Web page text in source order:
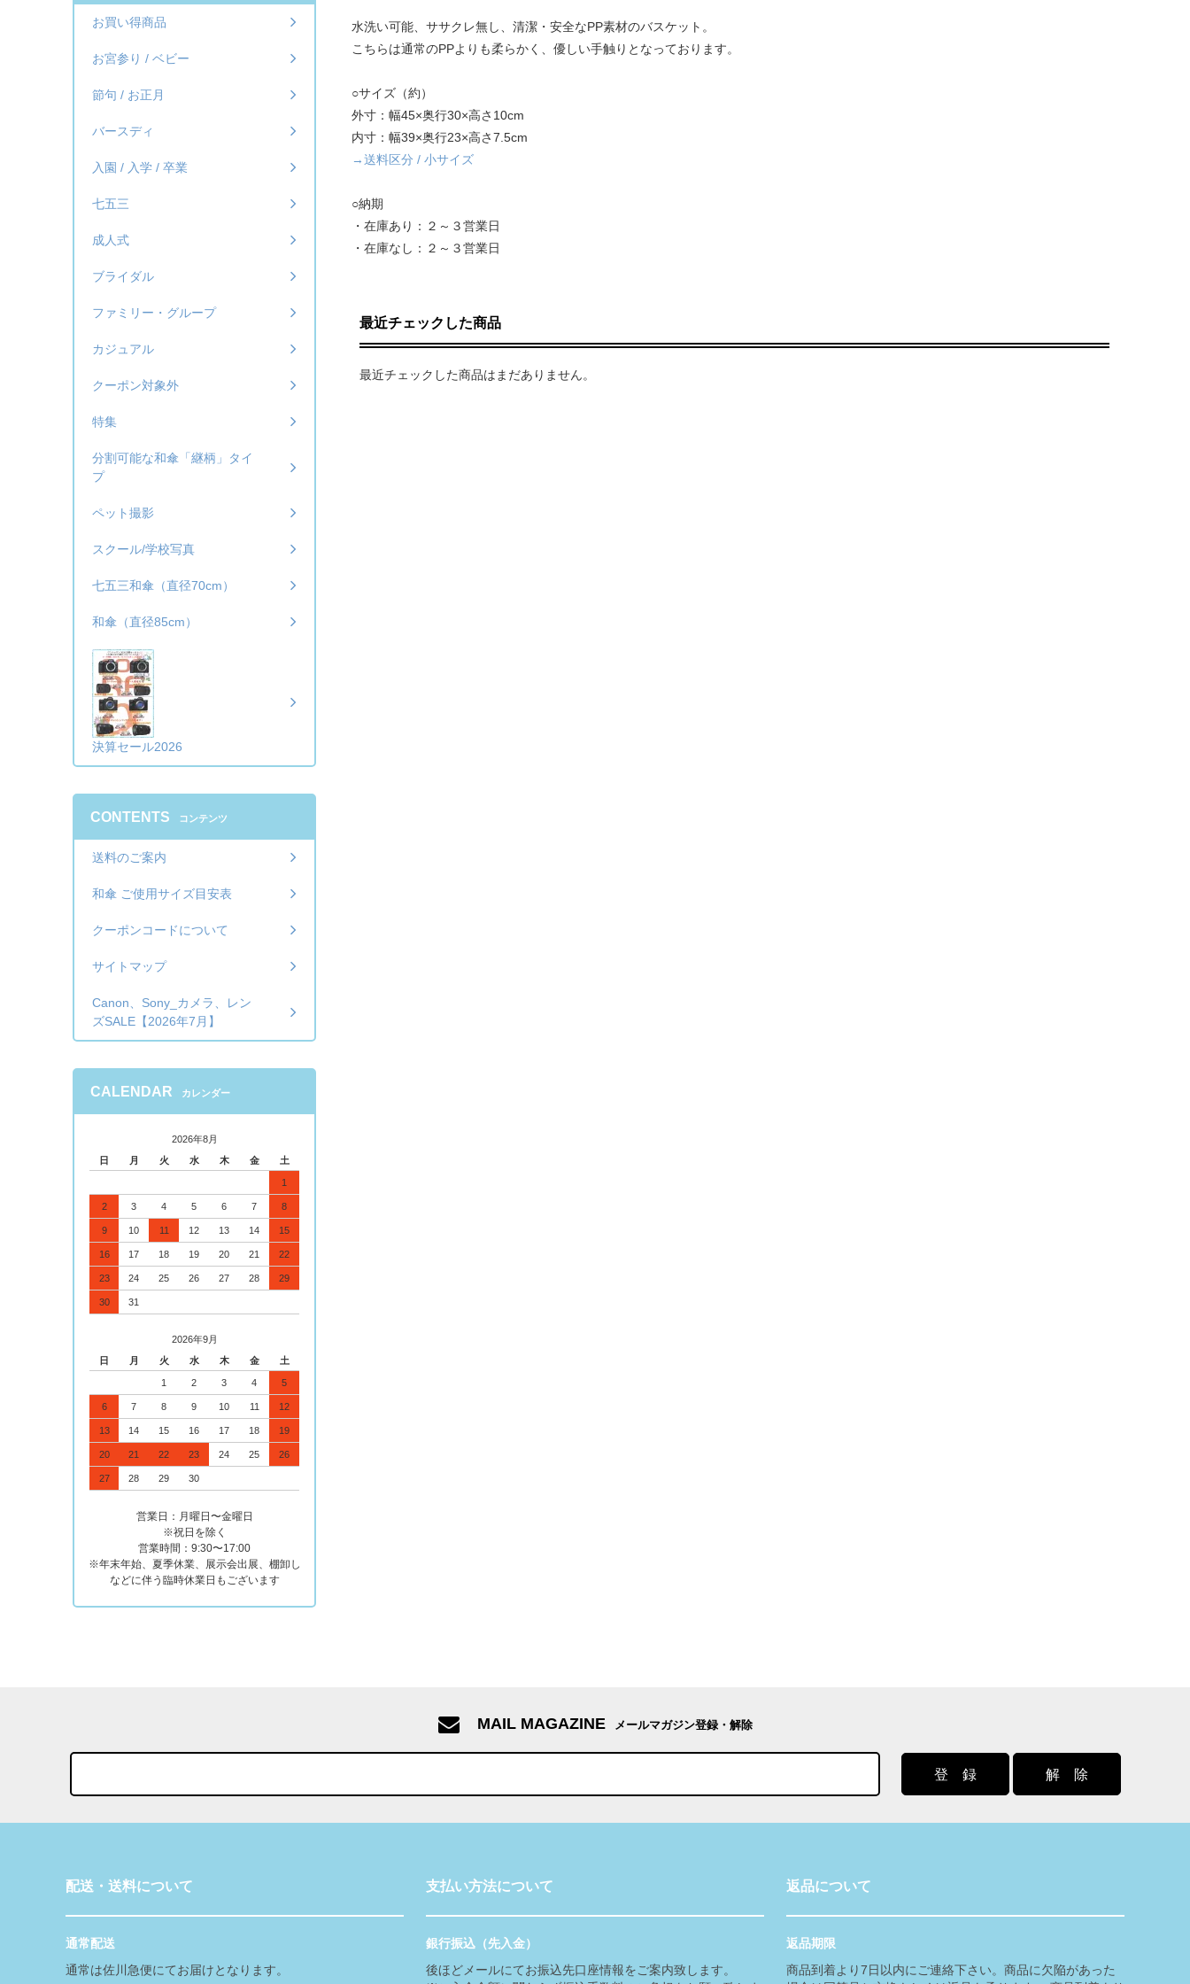
水洗い可能、ササクレ無し、清潔・安全なPP素材のバスケット。
こちらは通常のPPよりも柔らかく、優しい手触りとなっております。
○サイズ（約）
外寸：幅45×奥行30×高さ10cm
内寸：幅39×奥行23×高さ7.5cm
→送料区分 / 小サイズ
○納期
・在庫あり：２～３営業日
・在庫なし：２～３営業日
最近チェックした商品
最近チェックした商品はまだありません。
お買い得商品
お宮参り / ベビー
節句 / お正月
バースディ
入園 / 入学 / 卒業
七五三
成人式
ブライダル
ファミリー・グループ
カジュアル
クーポン対象外
特集
分割可能な和傘「継柄」タイ
プ
ペット撮影
スクール/学校写真
七五三和傘（直径70cm）
和傘（直径85cm）
決算セール2026
CONTENTS コンテンツ
送料のご案内
和傘 ご使用サイズ目安表
クーポンコードについて
サイトマップ
Canon、Sony_カメラ、レン
ズSALE【2026年7月】
CALENDAR カレンダー
2026年8月
日
月 火 水 木 金 土
1
2 3 4 5 6 7 8
9 10 11 12 13 14 15
16 17 18 19 20 21 22
23 24 25 26 27 28 29
30 31
2026年9月
日
月 火 水 木 金 土
1 2 3 4 5
6 7 8 9 10 11 12
13 14 15 16 17 18 19
20 21 22 23 24 25 26
27 28 29 30
営業日：月曜日〜金曜日
※祝日を除く
営業時間：9:30〜17:00
※年末年始、夏季休業、展示会出展、棚卸し
などに伴う臨時休業日もございます
MAIL MAGAZINE メールマガジン登録・解除
配送・送料について
通常配送
通常は佐川急便にてお届けとなります。
支払い方法について
銀行振込（先入金）
後ほどメールにてお振込先口座情報をご案内致します。
返品について
返品期限
商品到着より7日以内にご連絡下さい。商品に欠陥があった